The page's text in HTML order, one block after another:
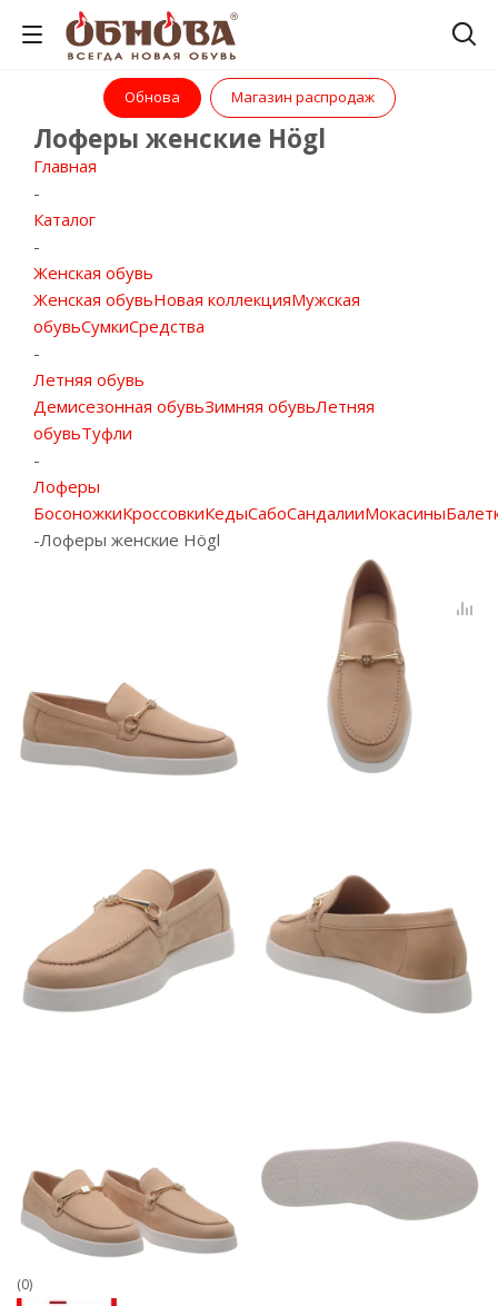
Обнова Магазин распродаж
Лоферы женские Högl
Главная
-
Каталог
-
Женская обувь
Женская обувьНовая коллекцияМужская
обувьСумкиСредства
-
Летняя обувь
Демисезонная обувьЗимняя обувьЛетняя
обувьТуфли
-
Лоферы
БосоножкиКроссовкиКедыСабоСандалииМокасины
-Лоферы женские Högl
(0)